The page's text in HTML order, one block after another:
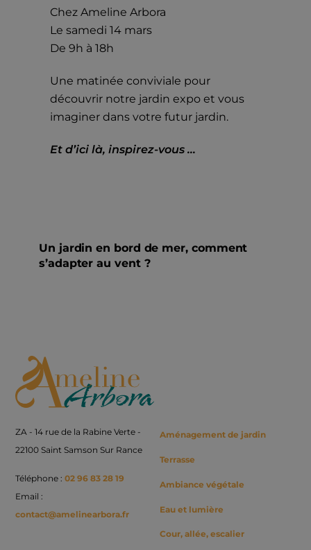
Chez Ameline Arbora
Le samedi 14 mars
De 9h à 18h
Une matinée conviviale pour
découvrir notre jardin expo et vous
imaginer dans votre futur jardin.
Et d’ici là, inspirez-vous …
Un jardin en bord de mer, comment
s’adapter au vent ?
ZA - 14 rue de la Rabine Verte -
22100 Saint Samson Sur Rance
Téléphone :02 96 83 28 19
Email :
contact@amelinearbora.fr
Aménagement de jardin
Terrasse
Ambiance végétale
Eau et lumière
Cour, allée, escalier